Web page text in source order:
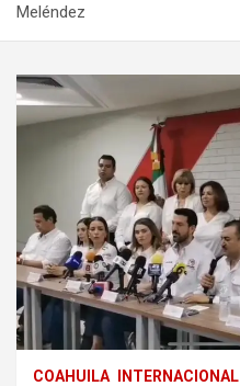
Meléndez
COAHUILA INTERNACIONAL